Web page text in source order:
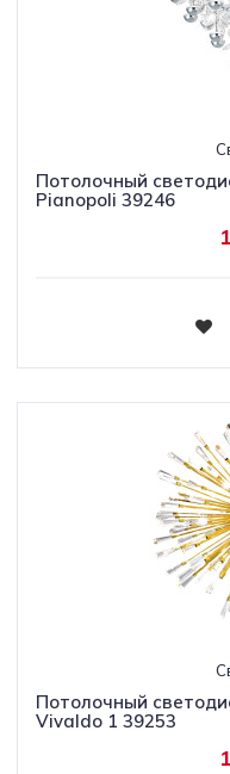
Потолочный
Pianopoli 39246
Потолочный
Vivaldo 1 39253